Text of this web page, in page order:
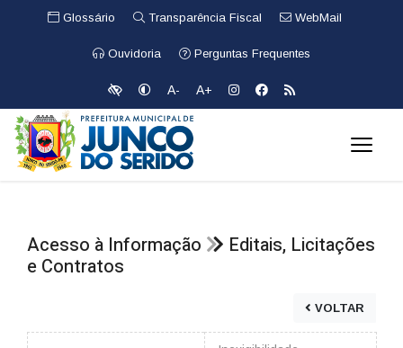
Glossário Transparência Fiscal WebMail
Ouvidoria Perguntas Frequentes
A- A+
Acesso à Informação
Editais, Licitações
e Contratos
VOLTAR